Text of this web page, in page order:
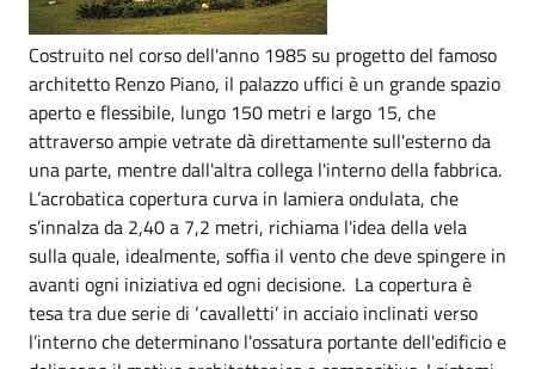
Costruito nel corso dell'anno 1985 su progetto del famoso
architetto Renzo Piano, il palazzo uffici è un grande spazio
aperto e flessibile, lungo 150 metri e largo 15, che
attraverso ampie vetrate dà direttamente sull'esterno da
una parte, mentre dall'altra collega l'interno della fabbrica.
L’acrobatica copertura curva in lamiera ondulata, che
s’innalza da 2,40 a 7,2 metri, richiama l'idea della vela
sulla quale, idealmente, soffia il vento che deve spingere in
avanti ogni iniziativa ed ogni decisione. La copertura è
tesa tra due serie di ‘cavalletti’ in acciaio inclinati verso
l’interno che determinano l'ossatura portante dell'edificio e